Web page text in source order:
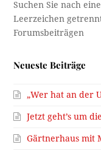
Neueste Beiträge
„Wer hat an der
Jetzt geht’s um
Gärtnerhaus mit